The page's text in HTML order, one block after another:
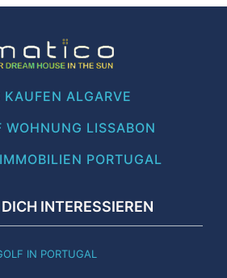
KAUFEN ALGARVE
WOHNUNG LISSABON
PORTUGAL
INTERESSIEREN
IN PORTUGAL